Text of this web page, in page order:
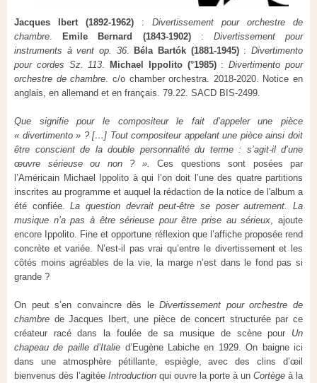
Jacques Ibert (1892-1962) : Divertissement pour orchestre de
chambre .Emile Bernard (1843-1902) : Divertissement pour
instruments à vent op. 36.Béla Bartók (1881-1945) :Divertimento
pour cordes Sz. 113 .Michael Ippolito (°1985):Divertimento pour
orchestre de chambre . c/o chamber orchestra. 2018-2020. Notice en
anglais, en allemand et en français. 79.22. SACD BIS-2499.
Que signifie pour le compositeur le fait d’appeler une pièce
« divertimento » ? […] Tout compositeur appelant une pièce ainsi doit
être conscient de la double personnalité du terme : s’agit-il d’une
œuvre sérieuse ou non ? ». Ces questions sont posées par
l’Américain Michael Ippolito à qui l’on doit l’une des quatre partitions
inscrites au programme et auquel la rédaction de la notice de l'album a
été confiée.La question devrait peut-être se poser autrement. La
musique n’a pas à être sérieuse pour être prise au sérieux , ajoute
encore Ippolito. Fine et opportune réflexion que l’affiche proposée rend
concrète et variée. N’est-il pas vrai qu’entre le divertissement et les
côtés moins agréables de la vie, la marge n’est dans le fond pas si
grande ?
On peut s’en convaincre dès leDivertissement pour orchestre de
chambre de Jacques Ibert, une pièce de concert structurée par ce
créateur racé dans la foulée de sa musique de scène pour Un
chapeau de paille d’Italie d’Eugène Labiche en 1929. On baigne ici
dans une atmosphère pétillante, espiègle, avec des clins d’œil
bienvenus dès l’agitée Introduction qui ouvre la porte à un Cortège à la